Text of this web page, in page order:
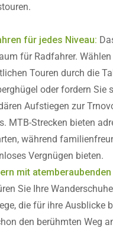
für jedes Niveau:
für Radfahrer.
Touren durch die
oder fordern Sie
Aufstiegen zur
MTB-Strecken bieten
während
Vergnügen bieten.
mit
Sie Ihre
die für ihre Ausblicke
den berühmten Weg